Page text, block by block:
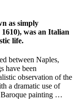
as simply
was an Italian
life.
between Naples,
have been
observation of the
a dramatic use of
painting …